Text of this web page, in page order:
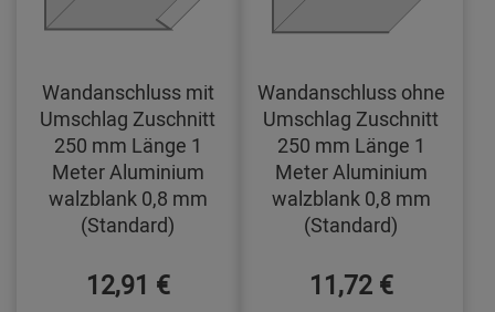
Wandanschluss mit
Umschlag Zuschnitt
250 mm Länge 1
Meter Aluminium
walzblank 0,8 mm
(Standard)
12,91 €
Wandanschluss ohne
Umschlag Zuschnitt
250 mm Länge 1
Meter Aluminium
walzblank 0,8 mm
(Standard)
11,72 €